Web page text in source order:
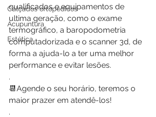
Calçados ortopédicos
Acupuntura
Estética
qualificados e equipamentos de
ultima geração, como o exame
termográfico, a baropodometria
computadorizada e o scanner 3d, de
forma a ajuda-lo a ter uma melhor
performance e evitar lesões.
.
📆Agende o seu horário, teremos o
maior prazer em atendê-los!
.